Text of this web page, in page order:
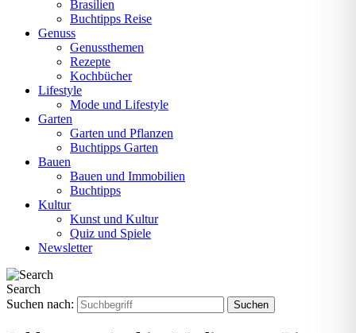
Brasilien
Buchtipps Reise
Genuss
Genussthemen
Rezepte
Kochbücher
Lifestyle
Mode und Lifestyle
Garten
Garten und Pflanzen
Buchtipps Garten
Bauen
Bauen und Immobilien
Buchtipps
Kultur
Kunst und Kultur
Quiz und Spiele
Newsletter
Search
Suchen nach: